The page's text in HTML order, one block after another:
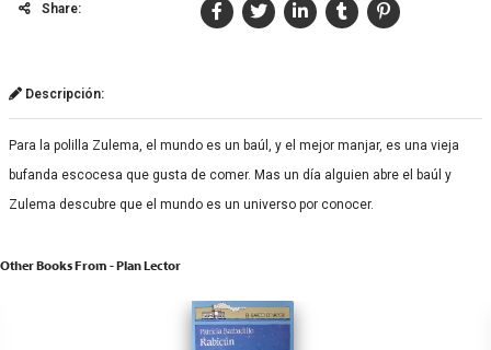
Share:
Descripción:
Para la polilla Zulema, el mundo es un baúl, y el mejor manjar, es una vieja
bufanda escocesa que gusta de comer. Mas un día alguien abre el baúl y
Zulema descubre que el mundo es un universo por conocer.
Other Books From - Plan Lector